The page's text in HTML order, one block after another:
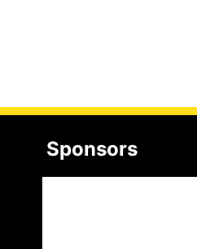
Sponsors